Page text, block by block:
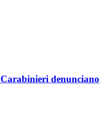
denunciano